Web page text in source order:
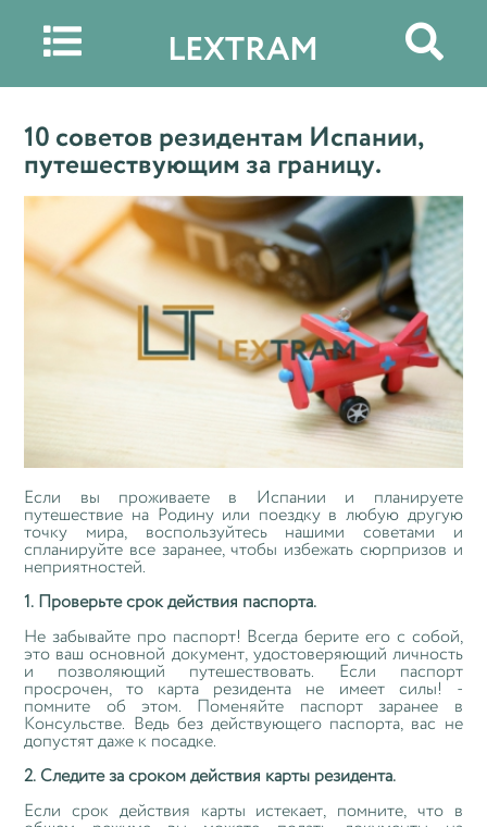
 LEXTRAM 
10 советов резидентам Испании,
путешествующим за границу.
Если вы проживаете в Испании и планируете
путешествие на Родину или поездку в любую другую
точку мира, воспользуйтесь нашими советами и
спланируйте все заранее, чтобы избежать сюрпризов и
неприятностей.
1. Проверьте срок действия паспорта.
Не забывайте про паспорт! Всегда берите его с собой,
это ваш основной документ, удостоверяющий личность
и позволяющий путешествовать. Если паспорт
просрочен, то карта резидента не имеет силы! -
помните об этом. Поменяйте паспорт заранее в
Консульстве. Ведь без действующего паспорта, вас не
допустят даже к посадке.
2. Следите за сроком действия карты резидента.
Если срок действия карты истекает, помните, что в